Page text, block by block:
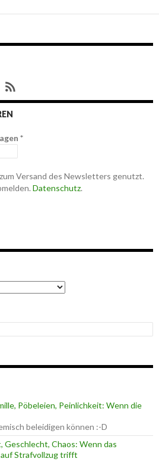
*
Versand des Newsletters genutzt.
Datenschutz.
Pöbeleien, Peinlichkeit: Wenn die
beleidigen können :-D
Geschlecht, Chaos: Wenn das
Strafvollzug trifft